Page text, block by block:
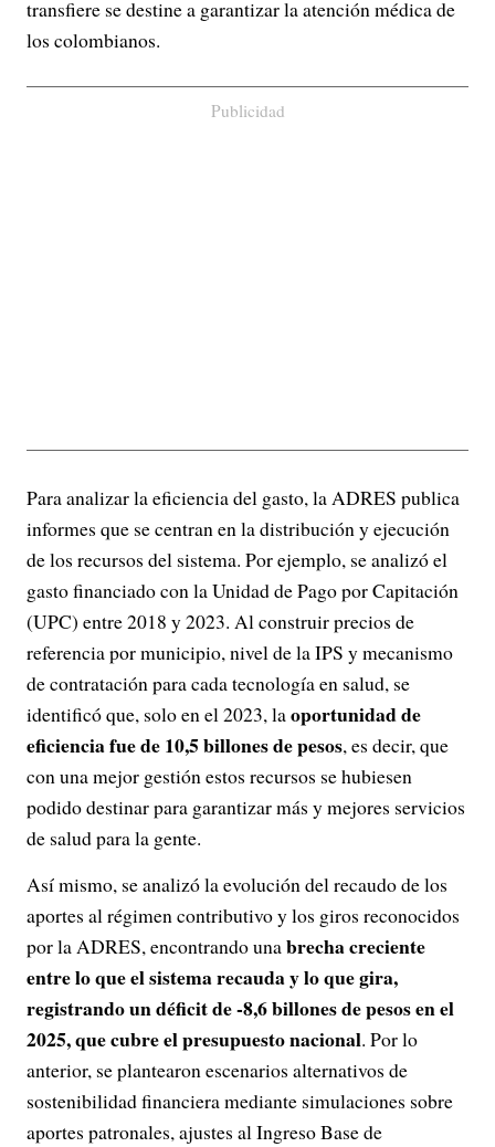
transfiere se destine a garantizar la atención médica de
los colombianos.
Publicidad
Para analizar la eficiencia del gasto, la ADRES publica
informes que se centran en la distribución y ejecución
de los recursos del sistema. Por ejemplo, se analizó el
gasto financiado con la Unidad de Pago por Capitación
(UPC) entre 2018 y 2023. Al construir precios de
referencia por municipio, nivel de la IPS y mecanismo
de contratación para cada tecnología en salud, se
identificó que, solo en el 2023, laoportunidad de
eficiencia fue de 10,5 billones de pesos, es decir, que
con una mejor gestión estos recursos se hubiesen
podido destinar para garantizar más y mejores servicios
de salud para la gente.
Así mismo, se analizó la evolución del recaudo de los
aportes al régimen contributivo y los giros reconocidos
por la ADRES, encontrando unabrecha creciente
entre lo que el sistema recauda y lo que gira,
registrando un déficit de -8,6 billones de pesos en el
2025, que cubre el presupuesto nacional. Por lo
anterior, se plantearon escenarios alternativos de
sostenibilidad financiera mediante simulaciones sobre
aportes patronales, ajustes al Ingreso Base de